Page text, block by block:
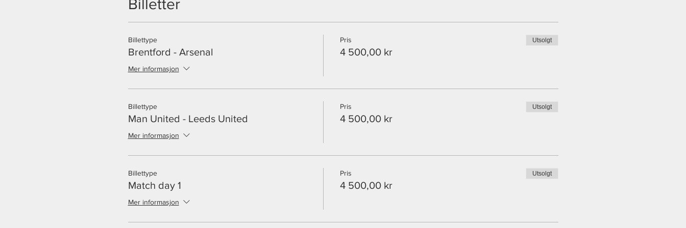
Dere får hele lokalet for dere selv i over 3 timer (1,5 time aktivitet + kampen)
Billetter
Billettype
Brentford - Arsenal
Mer informasjon
Pris
4 500,00 kr
Utsolgt
Billettype
Man United - Leeds United
Mer informasjon
Pris
4 500,00 kr
Utsolgt
Billettype
Match day 1
Mer informasjon
Pris
4 500,00 kr
Utsolgt